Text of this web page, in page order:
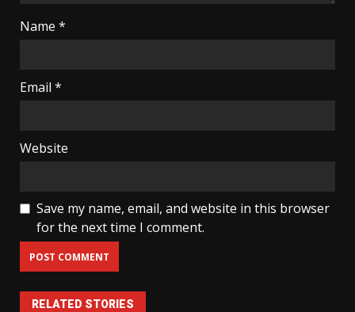
Name *
Email *
Website
Save my name, email, and website in this browser
for the next time I comment.
RELATED STORIES